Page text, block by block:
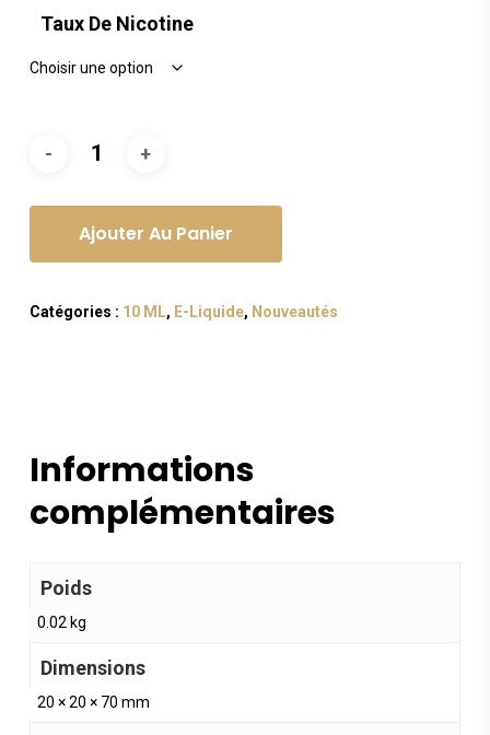
Taux De Nicotine
Ajouter Au Panier
Catégories : 10 ML, E-Liquide, Nouveautés
Informations
complémentaires
Poids
0.02 kg
Dimensions
20 × 20 × 70 mm